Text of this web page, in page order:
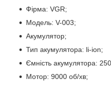
Фірма: VGR;
Модель: V-003;
Акумулятор;
Тип акумулятора: li-ion;
Ємність акумулятора:
Мотор: 9000 об/хв;